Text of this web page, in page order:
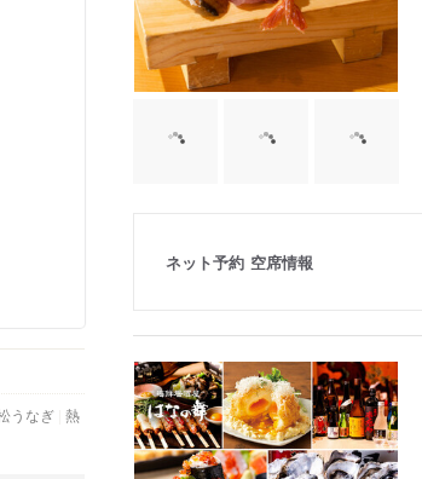
うなぎ 熱
ネット予約 空席情報